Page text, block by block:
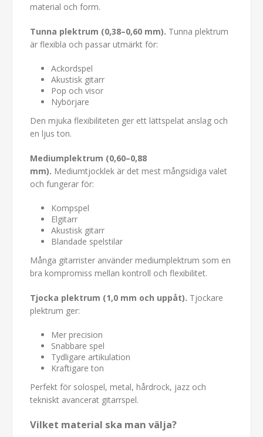
material och form.
Tunna plektrum (0,38–0,60 mm). Tunna plektrum
är flexibla och passar utmärkt för:
Ackordspel
Akustisk gitarr
Pop och visor
Nybörjare
Den mjuka flexibiliteten ger ett lättspelat anslag och
en ljus ton.
Mediumplektrum (0,60–0,88
mm). Mediumtjocklek är det mest mångsidiga valet
och fungerar för:
Kompspel
Elgitarr
Akustisk gitarr
Blandade spelstilar
Många gitarrister använder mediumplektrum som en
bra kompromiss mellan kontroll och flexibilitet.
Tjocka plektrum (1,0 mm och uppåt). Tjockare
plektrum ger:
Mer precision
Snabbare spel
Tydligare artikulation
Kraftigare ton
Perfekt för solospel, metal, hårdrock, jazz och
tekniskt avancerat gitarrspel.
Vilket material ska man välja?